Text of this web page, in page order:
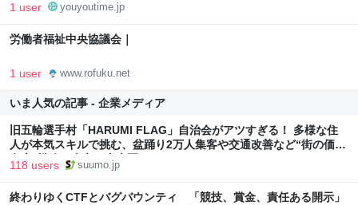
1 user youyoutime.jp
労働者福祉中央協議会｜
1 user www.rofuku.net
いま人気の記事 - 企業メディア
旧五輪選手村「HARUMI FLAG」自治会がアツすぎる！ 多様な住
人が本気スキルで挑む、盆踊り2万人集客や交通改善など“街の価値
向上”戦略 東京・中央区
118 users suumo.jp
終わりゆくCTFとバグバウンティ 「競技、賞金、責任ある開示」